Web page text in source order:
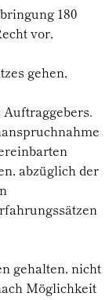
180
vor,
gehen,
abzüglich der
gehalten, nicht
Möglichkeit